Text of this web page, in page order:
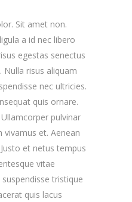
Sit amet non.
a id nec libero
egestas senectus
Nulla risus aliquam
nec ultricies.
quis ornare.
pulvinar
vivamus et. Aenean
et netus tempus
vitae
tristique
quis lacus